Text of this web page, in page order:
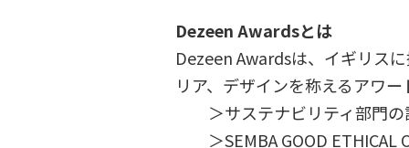
Dezeen Awardsとは
Dezeen Awardsは、イギリス
リア、デザインを称えるアワ
＞サステナビリティ部門の
＞SEMBA GOOD ETHICAL